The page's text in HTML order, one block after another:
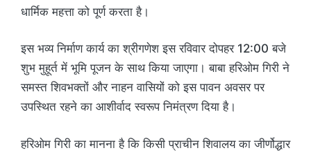
धार्मिक महत्ता को पूर्ण करता है।
इस भव्य निर्माण कार्य का श्रीगणेश इस रविवार दोपहर 12:00 बजे
शुभ मुहूर्त में भूमि पूजन के साथ किया जाएगा। बाबा हरिओम गिरी ने
समस्त शिवभक्तों और नाहन वासियों को इस पावन अवसर पर
उपस्थित रहने का आशीर्वाद स्वरूप निमंत्रण दिया है।
हरिओम गिरी का मानना है कि किसी प्राचीन शिवालय का जीर्णोद्धार